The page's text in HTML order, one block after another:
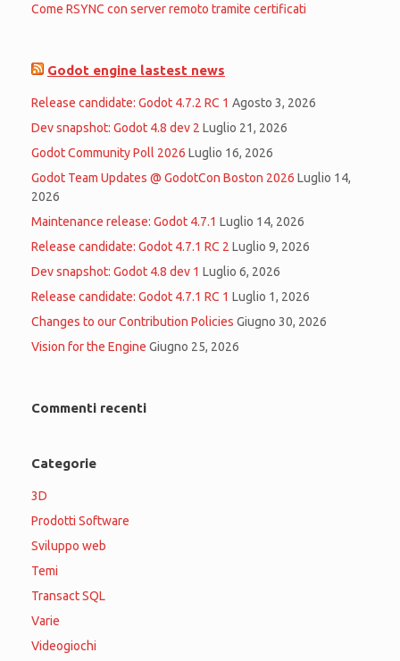
Come RSYNC con server remoto tramite certificati
Godot engine lastest news
Release candidate: Godot 4.7.2 RC 1 Agosto 3, 2026
Dev snapshot: Godot 4.8 dev 2 Luglio 21, 2026
Godot Community Poll 2026 Luglio 16, 2026
Godot Team Updates @ GodotCon Boston 2026 Luglio 14,
2026
Maintenance release: Godot 4.7.1 Luglio 14, 2026
Release candidate: Godot 4.7.1 RC 2 Luglio 9, 2026
Dev snapshot: Godot 4.8 dev 1 Luglio 6, 2026
Release candidate: Godot 4.7.1 RC 1 Luglio 1, 2026
Changes to our Contribution Policies Giugno 30, 2026
Vision for the Engine Giugno 25, 2026
Commenti recenti
Categorie
3D
Prodotti Software
Sviluppo web
Temi
Transact SQL
Varie
Videogiochi